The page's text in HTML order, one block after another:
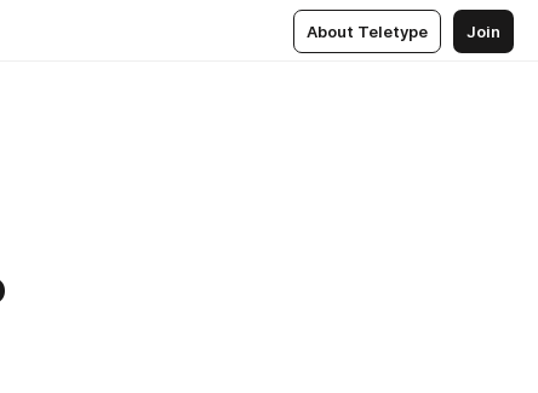
About Teletype Join